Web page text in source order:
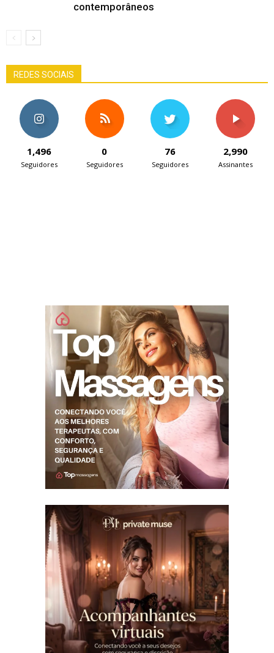
contemporâneos
REDES SOCIAIS
1,496
Seguidores
0
Seguidores
76
Seguidores
2,990
Assinantes